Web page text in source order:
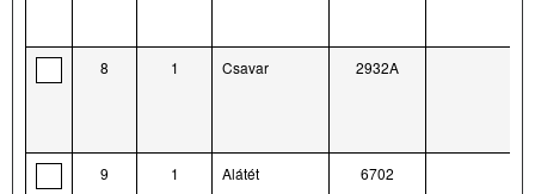
8 1 Csavar 2932A
9 1 Alátét 6702